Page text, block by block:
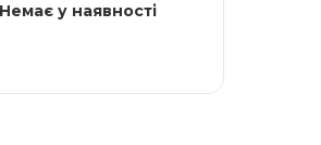
Немає у наявності